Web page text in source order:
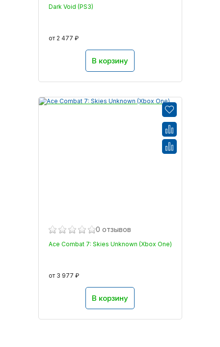
Dark Void (PS3)
от 2 477 ₽
В корзину
0 отзывов
Ace Combat 7: Skies Unknown (Xbox One)
от 3 977 ₽
В корзину